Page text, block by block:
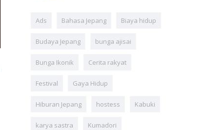
Ads Bahasa Jepang Biaya hidup
Budaya Jepang bunga ajisai
Bunga Ikonik Cerita rakyat
Festival Gaya Hidup
Hiburan Jepang hostess Kabuki
karya sastra Kumadori